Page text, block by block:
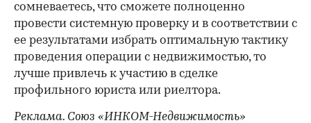
сомневаетесь, что сможете полноценно
провести системную проверку и в соответствии с
ее результатами избрать оптимальную тактику
проведения операции с недвижимостью, то
лучше привлечь к участию в сделке
профильного юриста или риелтора.
Реклама. Союз «ИНКОМ-Недвижимость»